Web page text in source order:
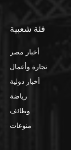
فئة شعبية
أخبار مصر
تجارة وأعمال
أخبار دولية
رياضة
وظائف
منوعات